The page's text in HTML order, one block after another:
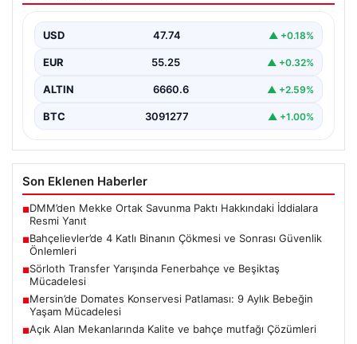
bölge sakinleri ve yetkilileri korkutan anlara sahne oldu.
USD 47.74 ▲ +0.18%
EUR 55.25 ▲ +0.32%
ALTIN 6660.6 ▲ +2.59%
BTC 3091277 ▲ +1.00%
Son Eklenen Haberler
■DMM’den Mekke Ortak Savunma Paktı Hakkındaki İddialara
Resmi Yanıt
■Bahçelievler’de 4 Katlı Binanın Çökmesi ve Sonrası Güvenlik
Önlemleri
■Sörloth Transfer Yarışında Fenerbahçe ve Beşiktaş
Mücadelesi
■Mersin’de Domates Konservesi Patlaması: 9 Aylık Bebeğin
Yaşam Mücadelesi
■Açık Alan Mekanlarında Kalite ve bahçe mutfağı Çözümleri